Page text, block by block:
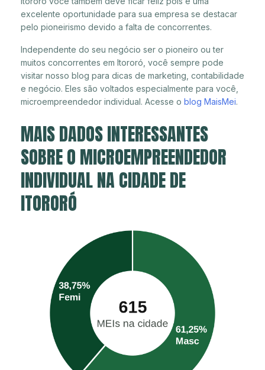
excelente oportunidade para sua empresa se destacar
pelo pioneirismo devido a falta de concorrentes.
Independente do seu negócio ser o pioneiro ou ter
muitos concorrentes em Itororó, você sempre pode
visitar nosso blog para dicas de marketing, contabilidade
e negócio. Eles são voltados especialmente para você,
microempreendedor individual. Acesse o blog MaisMei.
MAIS DADOS INTERESSANTES
SOBRE O MICROEMPREENDEDOR
INDIVIDUAL NA CIDADE DE
ITORORÓ